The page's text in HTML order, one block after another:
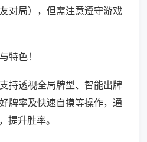
对局），但需注意遵守游戏
特色！
持透视全局牌型、智能出牌
牌率及快速自摸等操作，通
提升胜率。